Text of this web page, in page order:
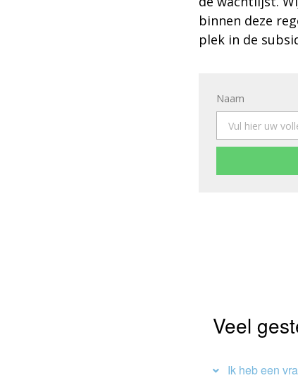
binnen deze
plek in de
Naam
Veel
Ik heb een